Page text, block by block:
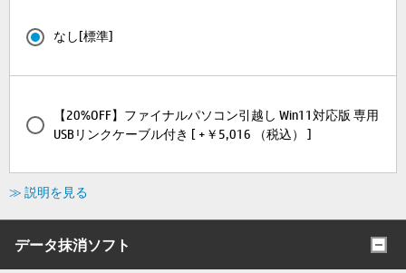
なし[標準]
【20%OFF】ファイナルパソコン引越し Win11対応版 専用
USBリンクケーブル付き [ +￥5,016 （税込） ]
≫ 説明を見る
データ抹消ソフト